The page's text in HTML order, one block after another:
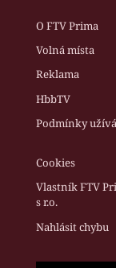
O FTV Prima
Volná místa
Reklama
HbbTV
Podmínky
Cookies
Vlastník FTV
s r.o.
Nahlásit chybu